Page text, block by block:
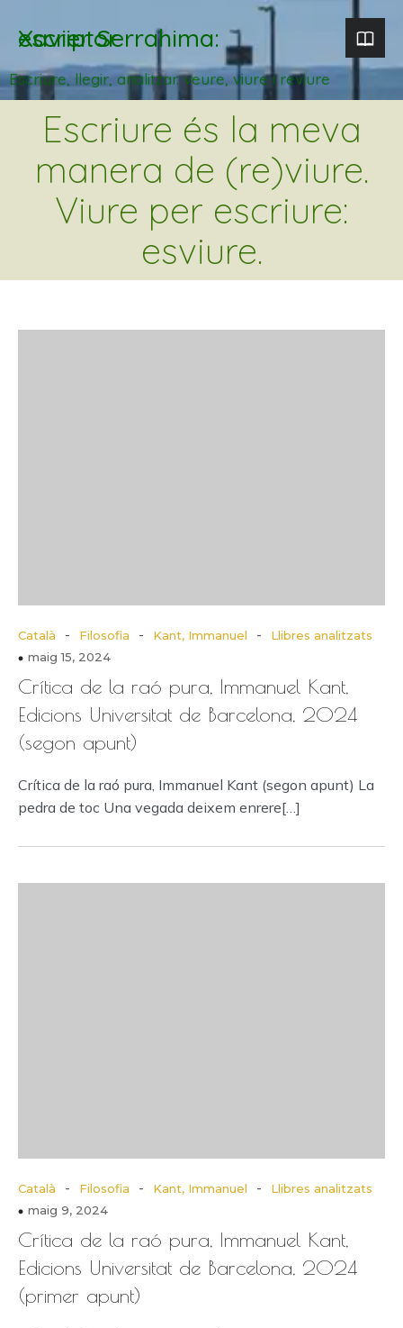
Xavier Serrahima: escriptor
Escriure, llegir, analitzar. veure, viure i reviure
Escriure és la meva
manera de (re)viure.
Viure per escriure:
esviure.
Català - Filosofia - Kant, Immanuel -
Llibres analitzats
maig 15, 2024
Crítica de la raó pura, Immanuel Kant,
Edicions Universitat de Barcelona, 2024
(segon apunt)
Crítica de la raó pura, Immanuel Kant (segon apunt) La
pedra de toc Una vegada deixem enrere[…]
Català - Filosofia - Kant, Immanuel -
Llibres analitzats
maig 9, 2024
Crítica de la raó pura, Immanuel Kant,
Edicions Universitat de Barcelona, 2024
(primer apunt)